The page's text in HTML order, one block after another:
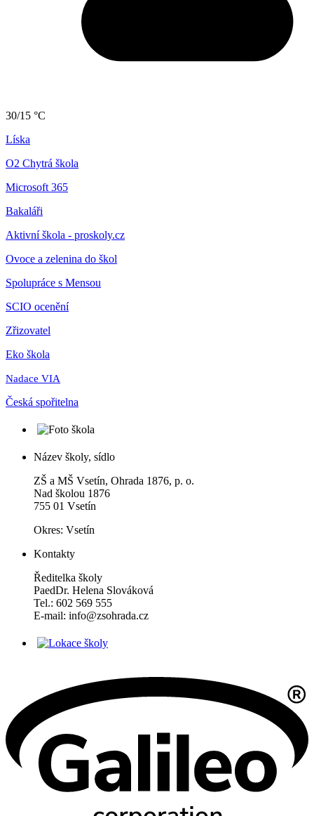
30/15 °C
Líska
O2 Chytrá škola
Microsoft 365
Bakaláři
Aktivní škola - proskoly.cz
Ovoce a zelenina do škol
Spolupráce s Mensou
SCIO ocenění
Zřizovatel
Eko škola
Nadace VIA
Česká spořitelna
Název školy, sídlo
ZŠ a MŠ Vsetín, Ohrada 1876, p. o.
Nad školou 1876
755 01 Vsetín
Okres: Vsetín
Kontakty
Ředitelka školy
PaedDr. Helena Slováková
Tel.: 602 569 555
E-mail: info@zsohrada.cz